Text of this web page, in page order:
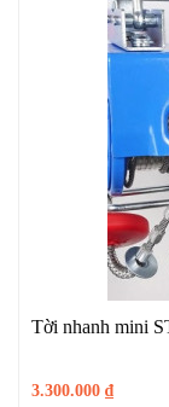
Tời nhanh mini
3.300.000 ₫